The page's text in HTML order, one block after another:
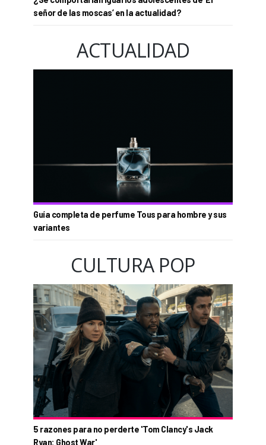
señor de las moscas’ en la actualidad?
ACTUALIDAD
Guía completa de perfume Tous para hombre y sus
variantes
CULTURA POP
5 razones para no perderte 'Tom Clancy's Jack
Ryan: Ghost War'